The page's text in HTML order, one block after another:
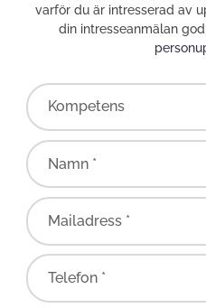
varför du är intresserad av
din intresseanmälan
Kompetens
Namn *
Mailadress *
Telefon *